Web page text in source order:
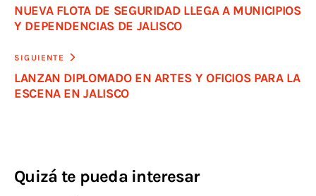
NUEVA FLOTA DE SEGURIDAD LLEGA A MUNICIPIOS
Y DEPENDENCIAS DE JALISCO
SIGUIENTE
LANZAN DIPLOMADO EN ARTES Y OFICIOS PARA LA
ESCENA EN JALISCO
Quizá te pueda interesar